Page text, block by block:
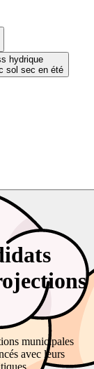
hydrique
sol sec en été
municipales
avec leurs